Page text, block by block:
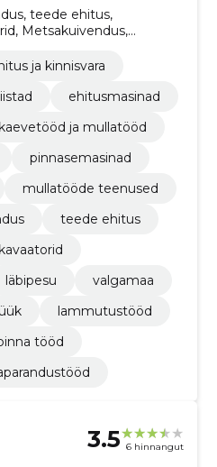
teede ehitus,
Metsakuivendus,
rent, maapinna tööd
ja kinnisvara
ehitusmasinad
kaevetööd ja mullatööd
pinnasemasinad
mullatööde teenused
teede ehitus
läbipesu
valgamaa
lammutustööd
tööd
3.5 6 hinnangut